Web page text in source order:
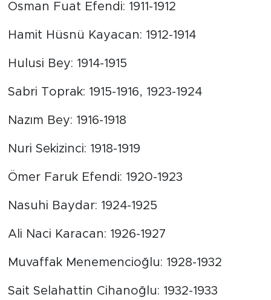
Osman Fuat Efendi: 1911-1912
Hamit Hüsnü Kayacan: 1912-1914
Hulusi Bey: 1914-1915
Sabri Toprak: 1915-1916, 1923-1924
Nazım Bey: 1916-1918
Nuri Sekizinci: 1918-1919
Ömer Faruk Efendi: 1920-1923
Nasuhi Baydar: 1924-1925
Ali Naci Karacan: 1926-1927
Muvaffak Menemencioğlu: 1928-1932
Sait Selahattin Cihanoğlu: 1932-1933